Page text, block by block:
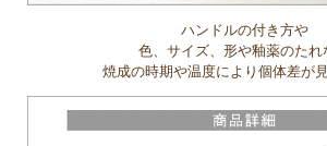
ハンドルの付き方や
色、サイズ、形や釉薬のたれ
焼成の時期や温度により個体差が